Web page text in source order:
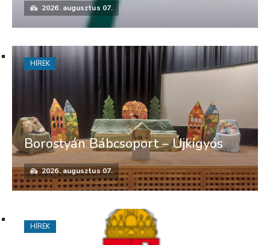
2026. augusztus 07.
Borostyán Bábcsoport – Újkígyós
2026. augusztus 07.
HÍREK
HÍREK